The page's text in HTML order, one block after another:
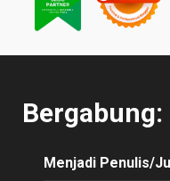
Bergabung:
Menjadi Penulis/